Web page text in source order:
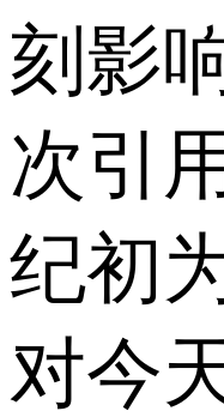
刻影
次引
纪初
对今